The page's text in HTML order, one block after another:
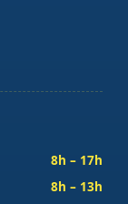
8h – 17h
8h – 13h